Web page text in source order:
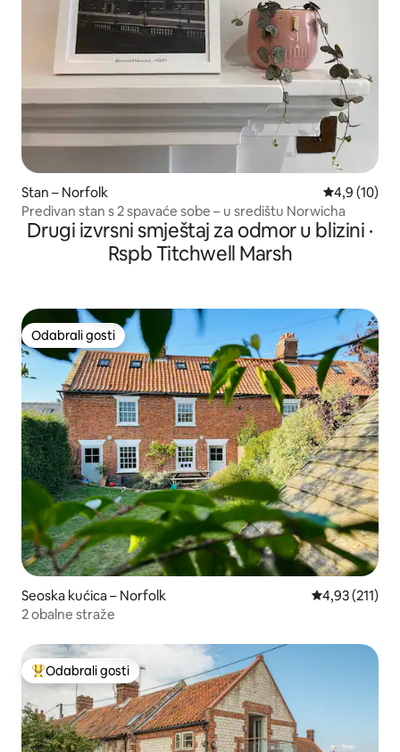
Stan – Norfolk Prosječna
4,9 (10)
Predivan stan s 2 spavaće sobe – u središtu Norwicha
Drugi izvrsni smještaj za odmor u blizini ·
Rspb Titchwell Marsh
Odabrali gosti
Odabrali gosti
Seoska kućica – Norfolk Prosječna
4,93 (211)
2 obalne straže
Među najviše rangiranima s oznakom „Odabrali gosti”
Odabrali gosti